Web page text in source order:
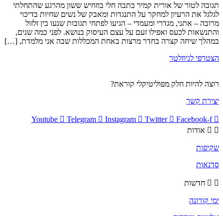
תגובה לטור של אורית קמיר כתבה חלי בוזחיש ששון מהרגע שהתחלתי
לגלגל את הרעיון למחקר על התנגדות ומאבק של נשים שחיות בדיכוי
מרובה – אתני, מגדרי ומעמדי – הגיעו לפתחי תגובות שנעו בין זלזול
והתנשאות לכעס ואפילו זעם על עצם העיסוק בנושא. לפני כמה שנים,
במהלך שיחה קצרה בחדר מרצות באחת המכללות שבה אני מלמדת, […]
הצטרפי לניוזלטר
רוצה להיות חלק מפוליטיקלי קוראת?
יצירת קשר
Youtube Telegram Instagram Twitter
Facebook-f
אודות
שקיפות
סדנאות
חדשות
ימי קורונה